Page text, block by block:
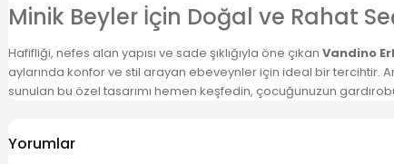
Minik Beyler İçin Doğal ve Rahat
Hafifliği, nefes alan yapısı ve sade şıklığıyla öne çıkan Vandino
aylarında konfor ve stil arayan ebeveynler için ideal bir tercihtir.
sunulan bu özel tasarımı hemen keşfedin, çocuğunuzun
Yorumlar